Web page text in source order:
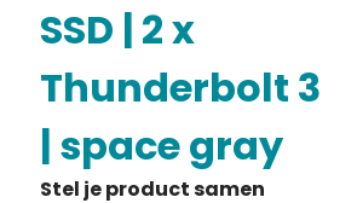
SSD | 2 x
Thunderbolt 3
| space gray